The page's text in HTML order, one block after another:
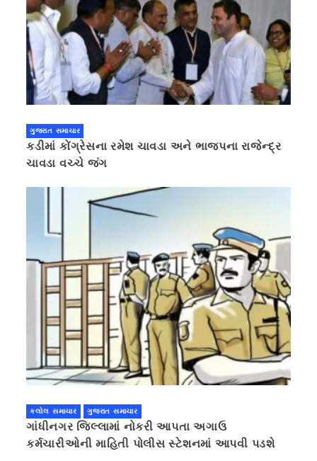
ગુજરાત સમાચાર
કડીમાં કોંગ્રેસના રમેશ ચાવડા અને ભાજપના રાજેન્દ્ર
ચાવડા વચ્ચે જંગ
કલોલ સમાચાર ગુજરાત સમાચાર
ગાંધીનગર જિલ્લામાં નોકરી આપતા અગાઉ
કર્મચારીઓની માહિતી પોલીસ સ્ટેશનમાં આપવી પડશે